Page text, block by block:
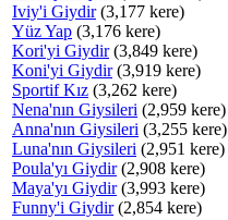
Iviy'i Giydir(3,177 kere)
Yüz Yap (3,176 kere)
Kori'yi Giydir(3,849 kere)
Koni'yi Giydir(3,919 kere)
Sportif Kız (3,262 kere)
Nena'nın Giysileri (2,959 kere)
Anna'nın Giysileri (3,255 kere)
Luna'nın Giysileri (2,951 kere)
Poula'yı Giydir(2,908 kere)
Maya'yı Giydir(3,993 kere)
Funny'i Giydir(2,854 kere)